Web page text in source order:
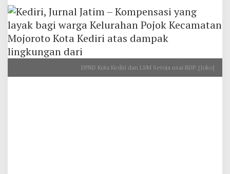
DPRD Kota Kediri dan LSM Seroja usai RDP. [Joko]